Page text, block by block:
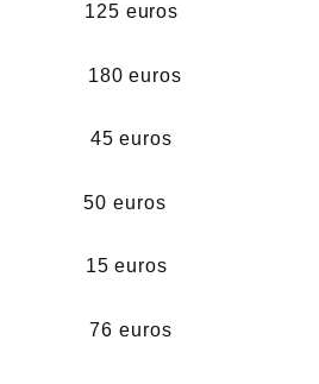
euros
180 euros
ski 45 euros
50 euros
Gel 15 euros
76 euros